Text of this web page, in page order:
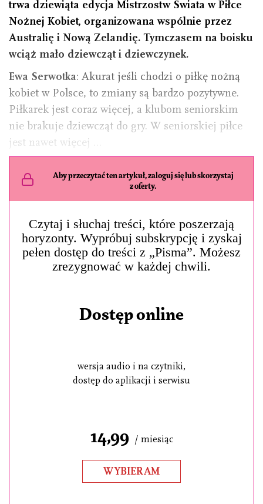
trwa dziewiąta edycja Mistrzostw Świata w Piłce
Nożnej Kobiet, organizowana wspólnie przez
Australię i Nową Zelandię. Tymczasem na boisku
wciąż mało dziewcząt i dziewczynek.
Ewa Serwotka: Akurat jeśli chodzi o piłkę nożną
kobiet w Polsce, to zmiany są bardzo pozytywne.
Piłkarek jest coraz więcej, a klubom seniorskim
nie brakuje dziewcząt do gry. W seniorskiej piłce
jest nawet więcej …
Aby przeczytać ten artykuł, zaloguj się lub skorzystaj
z oferty.
Czytaj i słuchaj treści, które poszerzają
horyzonty. Wypróbuj subskrypcję i zyskaj
pełen dostęp do treści z „Pisma”. Możesz
zrezygnować w każdej chwili.
Dostęp online
wersja audio i na czytniki,
dostęp do aplikacji i serwisu
14,99 / miesiąc
WYBIERAM